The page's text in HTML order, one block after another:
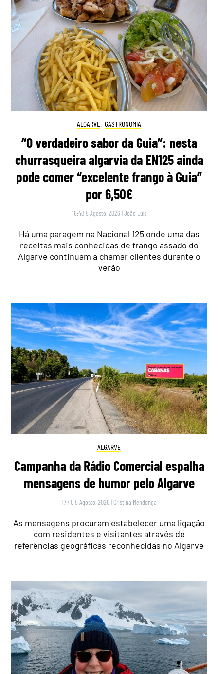
ALGARVE, GASTRONOMIA
“O verdadeiro sabor da Guia”: nesta
churrasqueira algarvia da EN125 ainda
pode comer “excelente frango à Guia”
por 6,50€
16:40 5 Agosto, 2026 |João Luís
Há uma paragem na Nacional 125 onde uma das
receitas mais conhecidas de frango assado do
Algarve continuam a chamar clientes durante o
verão
ALGARVE
Campanha da Rádio Comercial espalha
mensagens de humor pelo Algarve
17:40 5 Agosto, 2026 | Cristina Mendonça
As mensagens procuram estabelecer uma ligação
com residentes e visitantes através de
referências geográficas reconhecidas no Algarve